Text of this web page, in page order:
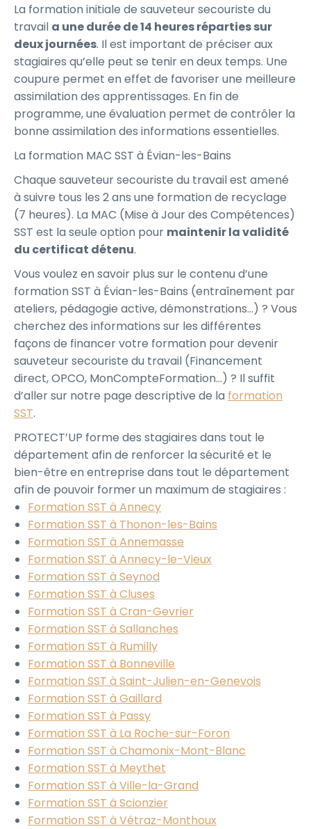
La formation initiale de sauveteur secouriste du
travail a une durée de 14 heures réparties sur
deux journées. Il est important de préciser aux
stagiaires qu’elle peut se tenir en deux temps. Une
coupure permet en effet de favoriser une meilleure
assimilation des apprentissages. En fin de
programme, une évaluation permet de contrôler la
bonne assimilation des informations essentielles.
La formation MAC SST à Évian-les-Bains
Chaque sauveteur secouriste du travail est amené
à suivre tous les 2 ans une formation de recyclage
(7 heures). La MAC (Mise à Jour des Compétences)
SST est la seule option pour maintenir la validité
du certificat détenu.
Vous voulez en savoir plus sur le contenu d’une
formation SST à Évian-les-Bains (entraînement par
ateliers, pédagogie active, démonstrations…) ? Vous
cherchez des informations sur les différentes
façons de financer votre formation pour devenir
sauveteur secouriste du travail (Financement
direct, OPCO, MonCompteFormation…) ? Il suffit
d’aller sur notre page descriptive de la formation
SST.
PROTECT’UP forme des stagiaires dans tout le
département afin de renforcer la sécurité et le
bien-être en entreprise dans tout le département
afin de pouvoir former un maximum de stagiaires :
Formation SST à Annecy
Formation SST à Thonon-les-Bains
Formation SST à Annemasse
Formation SST à Annecy-le-Vieux
Formation SST à Seynod
Formation SST à Cluses
Formation SST à Cran-Gevrier
Formation SST à Sallanches
Formation SST à Rumilly
Formation SST à Bonneville
Formation SST à Saint-Julien-en-Genevois
Formation SST à Gaillard
Formation SST à Passy
Formation SST à La Roche-sur-Foron
Formation SST à Chamonix-Mont-Blanc
Formation SST à Meythet
Formation SST à Ville-la-Grand
Formation SST à Scionzier
Formation SST à Vétraz-Monthoux